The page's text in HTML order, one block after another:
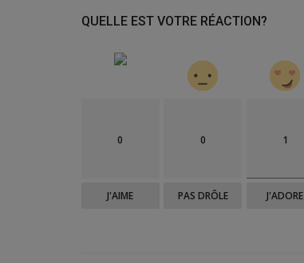
QUELLE EST VOTRE RÉACTION?
0
J'AIME
0
PAS DRÔLE
1
J'ADORE